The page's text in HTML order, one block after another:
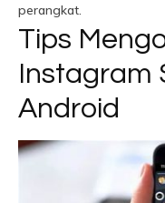
perangkat.
Tips
Instagram
Android